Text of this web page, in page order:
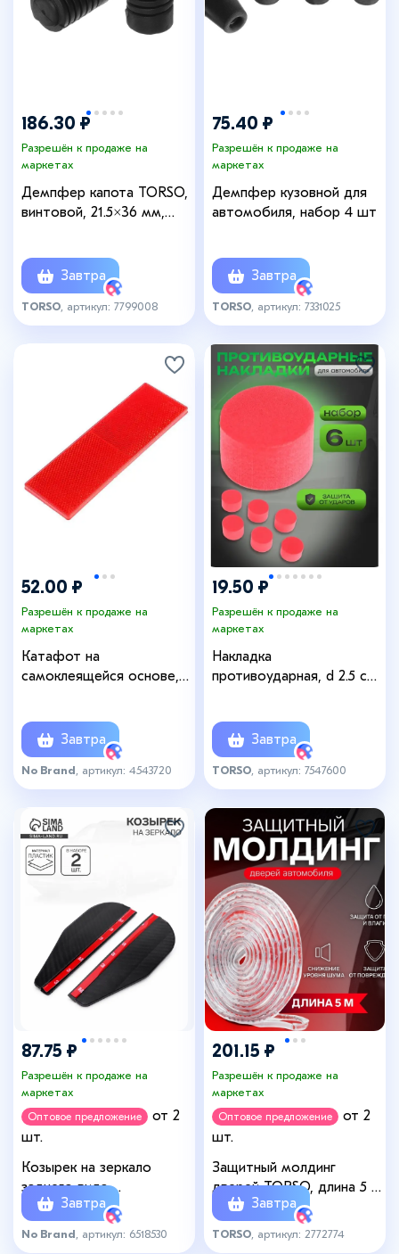
186.30 ₽
Разрешён к продаже на
маркетах
Демпфер капота TORSO,
винтовой, 21.5×36 мм,
Завтра
TORSO , артикул: 7799008
75.40 ₽
Разрешён к продаже на
маркетах
Демпфер кузовной для
автомобиля, набор 4 шт
Завтра
TORSO , артикул: 7331025
52.00 ₽
Разрешён к продаже на
маркетах
Катафот на
самоклеящейся основе,
Завтра
No Brand , артикул: 4543720
19.50 ₽
Разрешён к продаже на
маркетах
Накладка
противоударная, d 2.5 см,
Завтра
TORSO , артикул: 7547600
87.75 ₽
Разрешён к продаже на
маркетах
Оптовое предложение
от 2
шт.
Козырек на зеркало
заднего вида,
универсальный, под
карбон, набор 2 шт.
Завтра
No Brand , артикул: 6518530
201.15 ₽
Разрешён к продаже на
маркетах
Оптовое предложение
от 2
шт.
Защитный молдинг
дверей TORSO, длина 5 м,
прозрачный
Завтра
TORSO , артикул: 2772774